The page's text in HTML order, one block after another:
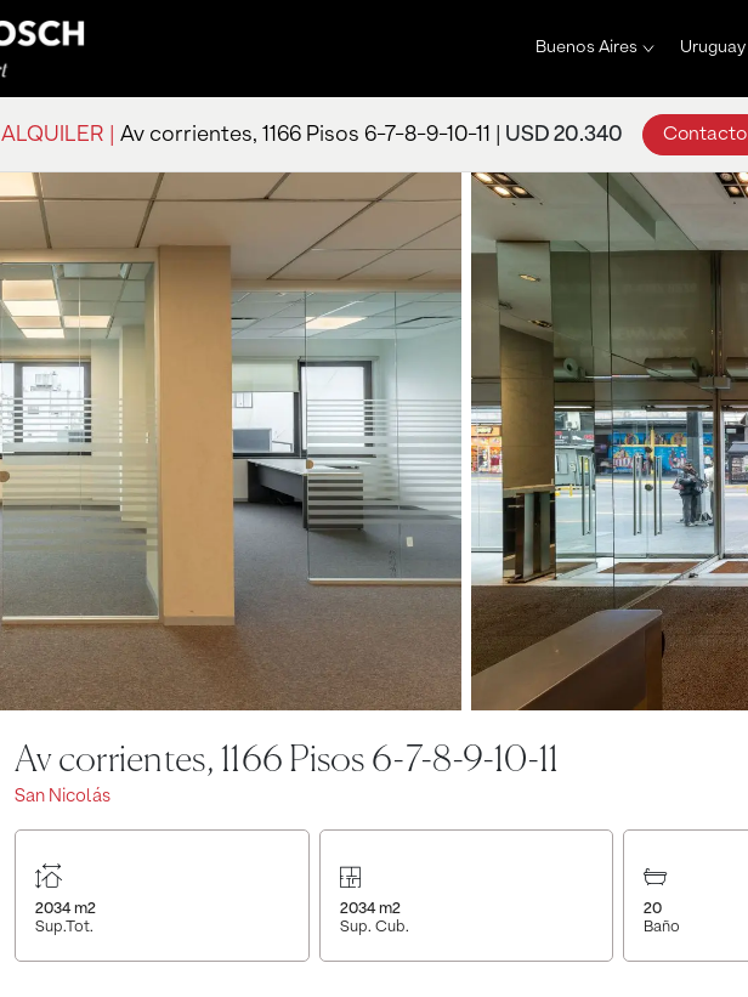
Buenos Aires Uruguay
ALQUILER | Av corrientes, 1166 Pisos 6-7-8-9-10-11 | USD 20.340 Contacto
Av corrientes, 1166 Pisos 6-7-8-9-10-11
San Nicolás
2034m2
Sup.Tot.
2034m2
Sup. Cub.
20
Baño